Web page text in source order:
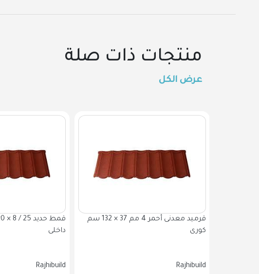
منتجات ذات صلة
عرض الكل
داخلى
Rajhibuild
قرميد معدنى أحمر 4 مم 37 × 132 سم
كورى
Rajhibuild